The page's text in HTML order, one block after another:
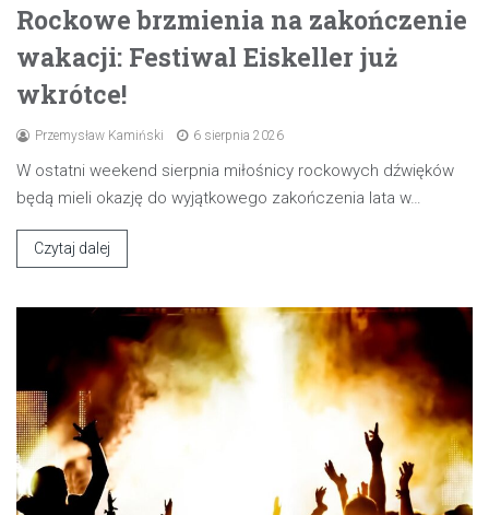
Rockowe brzmienia na zakończenie
wakacji: Festiwal Eiskeller już
wkrótce!
Przemysław Kamiński 6 sierpnia 2026
W ostatni weekend sierpnia miłośnicy rockowych dźwięków
będą mieli okazję do wyjątkowego zakończenia lata w…
Czytaj dalej